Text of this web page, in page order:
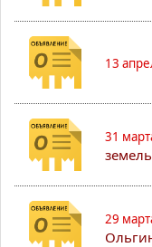
13
31
29